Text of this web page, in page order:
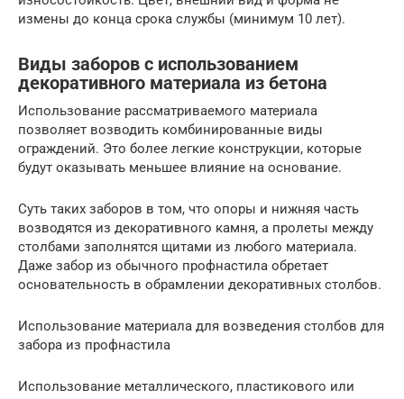
измены до конца срока службы (минимум 10 лет).
Виды заборов с использованием
декоративного материала из бетона
Использование рассматриваемого материала
позволяет возводить комбинированные виды
ограждений. Это более легкие конструкции, которые
будут оказывать меньшее влияние на основание.
Суть таких заборов в том, что опоры и нижняя часть
возводятся из декоративного камня, а пролеты между
столбами заполнятся щитами из любого материала.
Даже забор из обычного профнастила обретает
основательность в обрамлении декоративных столбов.
Использование материала для возведения столбов для
забора из профнастила
Использование металлического, пластикового или